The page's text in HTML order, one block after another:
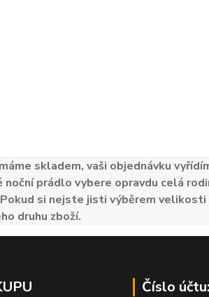
skladem, vaši objednávku
prádlo vybere opravdu celá
si nejste jisti výběrem
druhu zboží.
Číslo účtu: